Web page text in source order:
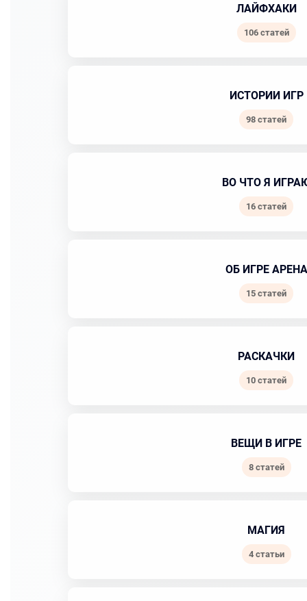
ЛАЙФХАКИ
106 статей
ИСТОРИИ ИГР
98 статей
ВО ЧТО Я
16 статей
ОБ ИГРЕ АРЕНА
15 статей
РАСКАЧКИ
10 статей
ВЕЩИ В ИГРЕ
8 статей
МАГИЯ
4 статьи